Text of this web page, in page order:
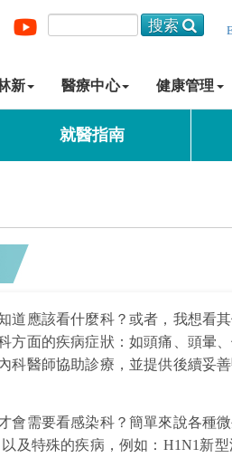
新 醫療中心 健康管理
就醫指南
應該看什麼科？或者，我想看
方面的疾病症狀：如頭痛、頭暈
科醫師協助診療，並提供後續妥
會需要看感染科？簡單來說各種
及特殊的疾病，例如：H1N1新